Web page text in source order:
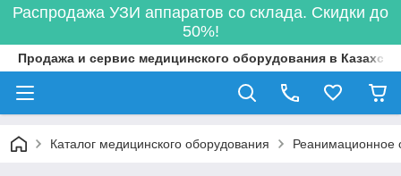
Распродажа УЗИ аппаратов со склада. Скидки до
50%!
Продажа и сервис медицинского оборудования в
Каталог медицинского оборудования Реанимационное